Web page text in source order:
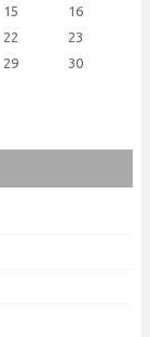
15
16
22
23
29
30